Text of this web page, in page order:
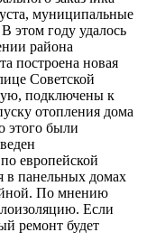
муниципальные
этом году удалось
района
построена новая
Советской
подключены к
отопления дома
этого были
европейской
в панельных домах
По мнению
Если
ремонт будет